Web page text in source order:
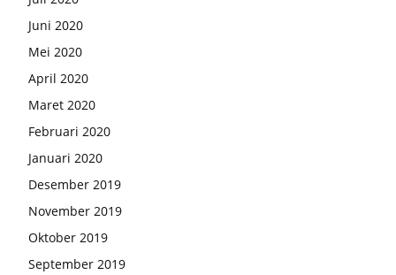
Juni 2020
Mei 2020
April 2020
Maret 2020
Februari 2020
Januari 2020
Desember 2019
November 2019
Oktober 2019
September 2019